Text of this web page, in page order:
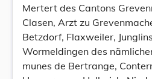
Mertert des Cantons
Clasen, Arzt zu
Betzdorf, Flaxweiler,
Wormeldingen des
munes de Bertrange,